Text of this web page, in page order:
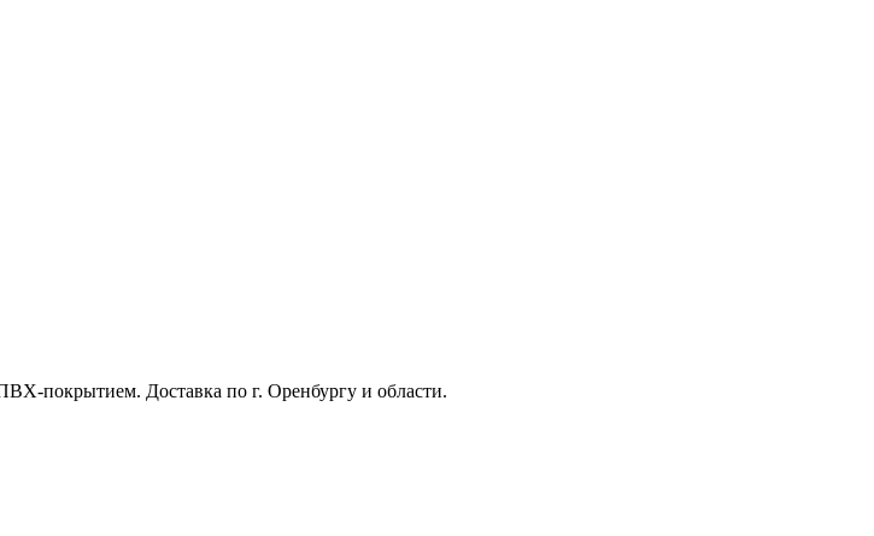
покрытием. Доставка по г. Оренбургу и области.